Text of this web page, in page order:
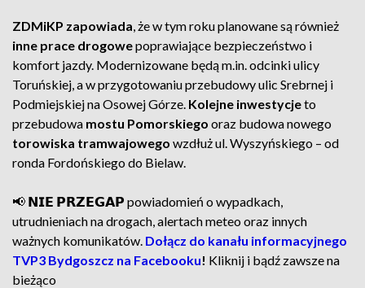
ZDMiKP zapowiada, że w tym roku planowane są również
inne prace drogowepoprawiające bezpieczeństwo i
komfort jazdy. Modernizowane będą m.in. odcinki ulicy
Toruńskiej, a w przygotowaniu przebudowy ulic Srebrnej i
Podmiejskiej na Osowej Górze. Kolejne inwestycjeto
przebudowa mostu Pomorskiego oraz budowa nowego
torowiska tramwajowego wzdłuż ul. Wyszyńskiego – od
ronda Fordońskiego do Bielaw.
📢 𝗡𝗜𝗘 𝗣𝗥𝗭𝗘𝗚𝗔𝗣 powiadomień o wypadkach,
utrudnieniach na drogach, alertach meteo oraz innych
ważnych komunikatów. Dołącz do kanału informacyjnego
TVP3 Bydgoszcz na Facebooku! Kliknij i bądź zawsze na
bieżąco